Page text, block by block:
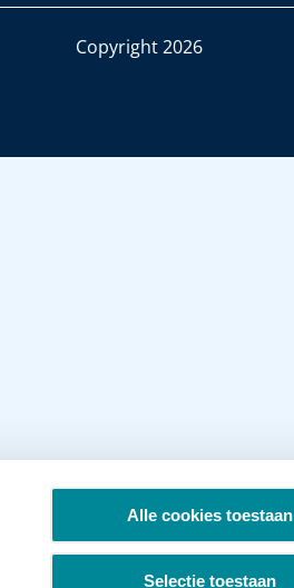
Alle cookies toestaan
Selectie toestaan
Copyright 2026